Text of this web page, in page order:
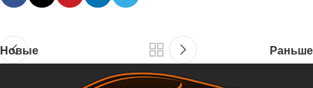
Новые Раньше